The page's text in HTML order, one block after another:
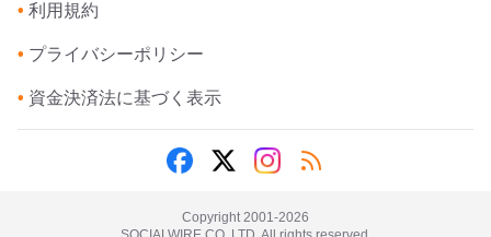
• 利用規約
• プライバシーポリシー
• 資金決済法に基づく表示
Copyright 2001-2026